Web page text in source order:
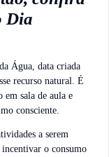
Dia
Água, data criada
recurso natural. É
em sala de aula e
consciente.
a serem
o consumo